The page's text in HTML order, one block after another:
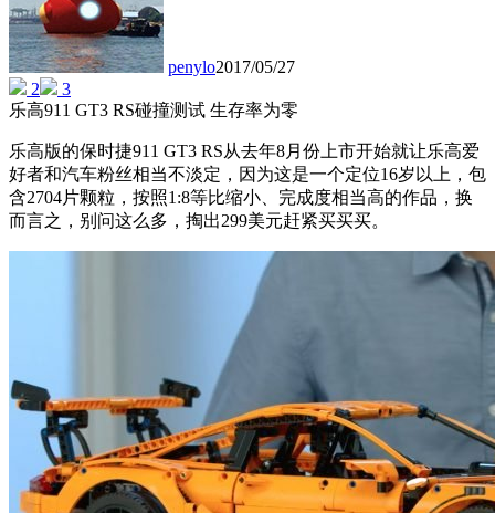
penylo2017/05/27
2
3
乐高911 GT3 RS碰撞测试 生存率为零
乐高版的保时捷911 GT3 RS从去年8月份上市开始就让乐高爱
好者和汽车粉丝相当不淡定，因为这是一个定位16岁以上，包
含2704片颗粒，按照1:8等比缩小、完成度相当高的作品，换
而言之，别问这么多，掏出299美元赶紧买买买。